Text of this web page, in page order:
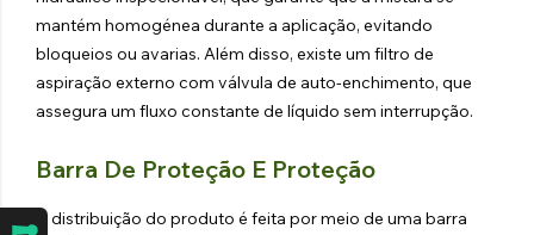
mantém homogénea durante a aplicação, evitando
bloqueios ou avarias. Além disso, existe um filtro de
aspiração externo com válvula de auto-enchimento, que
assegura um fluxo constante de líquido sem interrupção.
Barra De Proteção E Proteção
A distribuição do produto é feita por meio de uma barra